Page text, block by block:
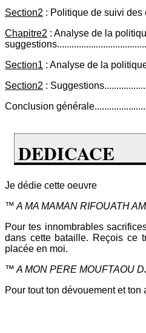
Section2 : Politique de suivi des
Chapitre2 : Analyse de la
Section1 : Analyse de la
Section2 :
Conclusion
DEDICACE
Je dédie cette oeuvre
™ A MA MAMAN RIFOUATH
Pour tes innombrables
dans cette bataille. Reçois ce
placée en moi.
™ A MON PERE MOUFTAOU
Pour tout ton dévouement et